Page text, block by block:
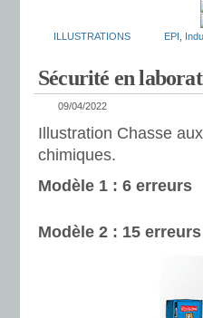
ILLUSTRATIONS EPI
Sécurité en
09/04/2022
Illustration Chasse
chimiques.
Modèle 1 : 6 erreurs
Modèle 2 : 15 erreurs